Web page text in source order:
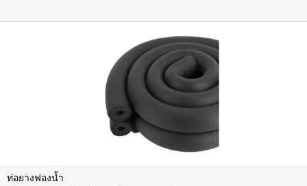
ท่อยางฟองน้ำ